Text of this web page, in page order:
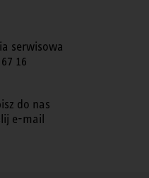
serwisowa
16
do nas
e-mail